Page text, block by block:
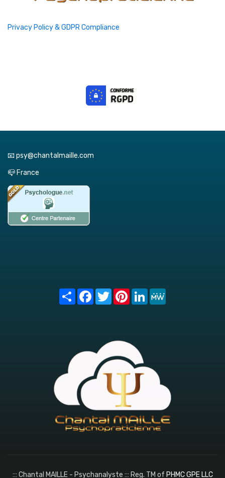
Privacy Policy & GDPR Compliance
📧 psy@chantalmaille.com
📪 France
Share FacebookTwitterPinterest
LinkedIn
::: Chantal MAILLE - Psychanalyste ::: Reg. TM of PHMC GPE LLC